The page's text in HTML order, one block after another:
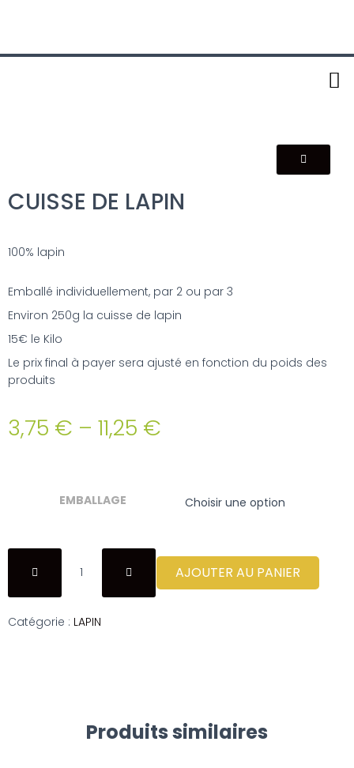
CUISSE DE LAPIN
100% lapin
Emballé individuellement, par 2 ou par 3
Environ 250g la cuisse de lapin
15€ le Kilo
Le prix final à payer sera ajusté en fonction du poids des
produits
3,75 € – 11,25 €
EMBALLAGE
AJOUTER AU PANIER
Catégorie : LAPIN
Produits similaires